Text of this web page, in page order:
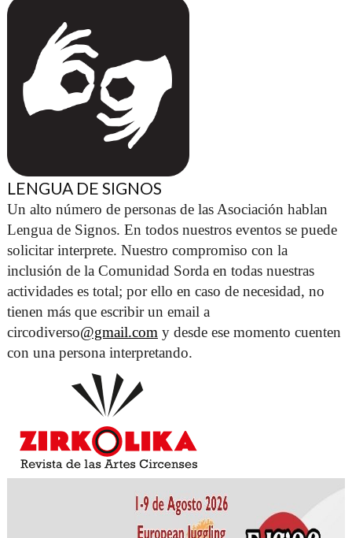
LENGUA DE SIGNOS
Un alto número de personas de las Asociación hablan
Lengua de Signos. En todos nuestros eventos se puede
solicitar interprete. Nuestro compromiso con la
inclusión de la Comunidad Sorda en todas nuestras
actividades es total; por ello en caso de necesidad, no
tienen más que escribir un email a
circodiverso@gmail.com y desde ese momento cuenten
con una persona interpretando.